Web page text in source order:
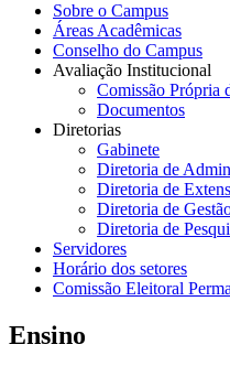
Sobre o Campus
Áreas Acadêmicas
Conselho do Campus
Avaliação Institucional
Comissão Própria
Documentos
Diretorias
Gabinete
Diretoria de
Diretoria de
Diretoria de
Diretoria de
Servidores
Horário dos setores
Comissão Eleitoral
Ensino